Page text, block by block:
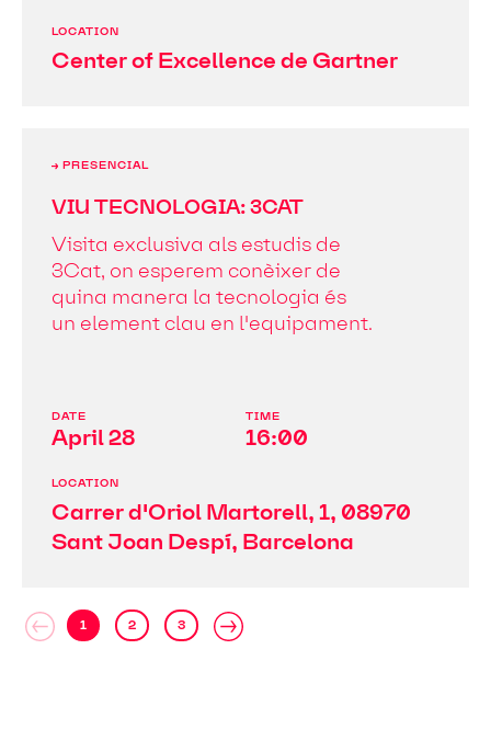
LOCATION
Center of Excellence de Gartner
→ PRESENCIAL
VIU TECNOLOGIA: 3CAT
Visita exclusiva als estudis de
3Cat, on esperem conèixer de
quina manera la tecnologia és
un element clau en l'equipament.
DATE TIME
April 28 16:00
LOCATION
Carrer d'Oriol Martorell, 1, 08970
Sant Joan Despí, Barcelona
‹ 1 2 3 ›